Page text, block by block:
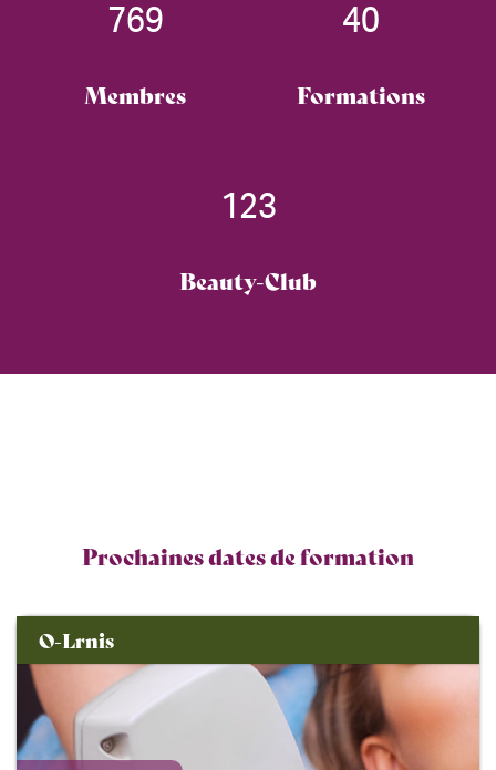
769
Membres
40
Formations
123
Beauty-Club
Prochaines dates de formation
O-Lrnis